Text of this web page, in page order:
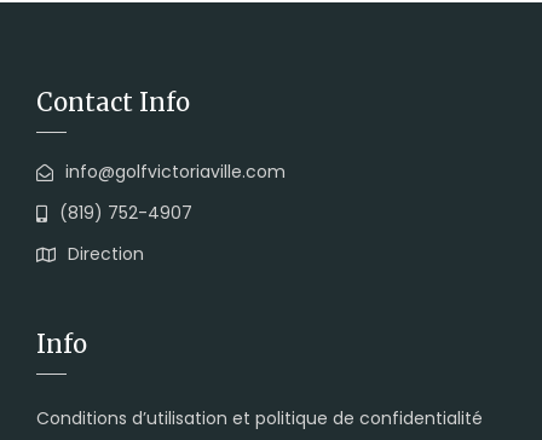
Contact Info
info@golfvictoriaville.com
(819) 752-4907
Direction
Info
Conditions d’utilisation et politique de confidentialité